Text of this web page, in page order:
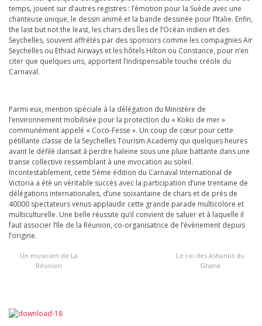
temps, jouent sur d’autres registres : l’émotion pour la Suède avec une
chanteuse unique, le dessin animé et la bande dessinée pour l’Italie. Enfin,
the last but not the least, les chars des îles de l’Océan indien et des
Seychelles, souvent affrétés par des sponsors comme les compagnies Air
Seychelles ou Ethiad Airways et les hôtels Hilton ou Constance, pour n’en
citer que quelques uns, apportent l’indispensable touche créole du
Carnaval.
Parmi eux, mention spéciale à la délégation du Ministère de
l’environnement mobilisée pour la protection du « Koko de mer »
communément appelé « Coco-Fesse ». Un coup de cœur pour cette
pétillante classe de la Seychelles Tourism Academy qui quelques heures
avant le défilé dansait à perdre haleine sous une pluie battante dans une
transe collective ressemblant à une invocation au soleil.
Incontestablement, cette 5ème édition du Carnaval International de
Victoria a été un véritable succès avec la participation d’une trentaine de
délégations internationales, d’une soixantaine de chars et de près de
40000 spectateurs venus applaudir cette grande parade multicolore et
multiculturelle. Une belle réussite qu’il convient de saluer et à laquelle il
faut associer l’Ile de la Réunion, co-organisatrice de l’évènement depuis
l’origine.
Un musicien de La
Réunion
Le roi des Ashantis du
Ghana